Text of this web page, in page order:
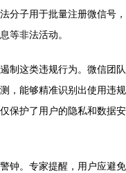
分子用于批量注册微信号，
等非法活动。
制这类违规行为。微信团队
，能够精准识别出使用违规
保护了用户的隐私和数据安
钟。专家提醒，用户应避免